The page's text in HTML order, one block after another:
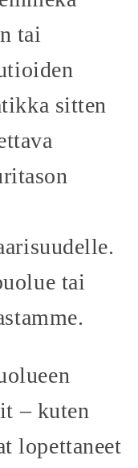
tai
sitten
tai
– kuten
lopettaneet